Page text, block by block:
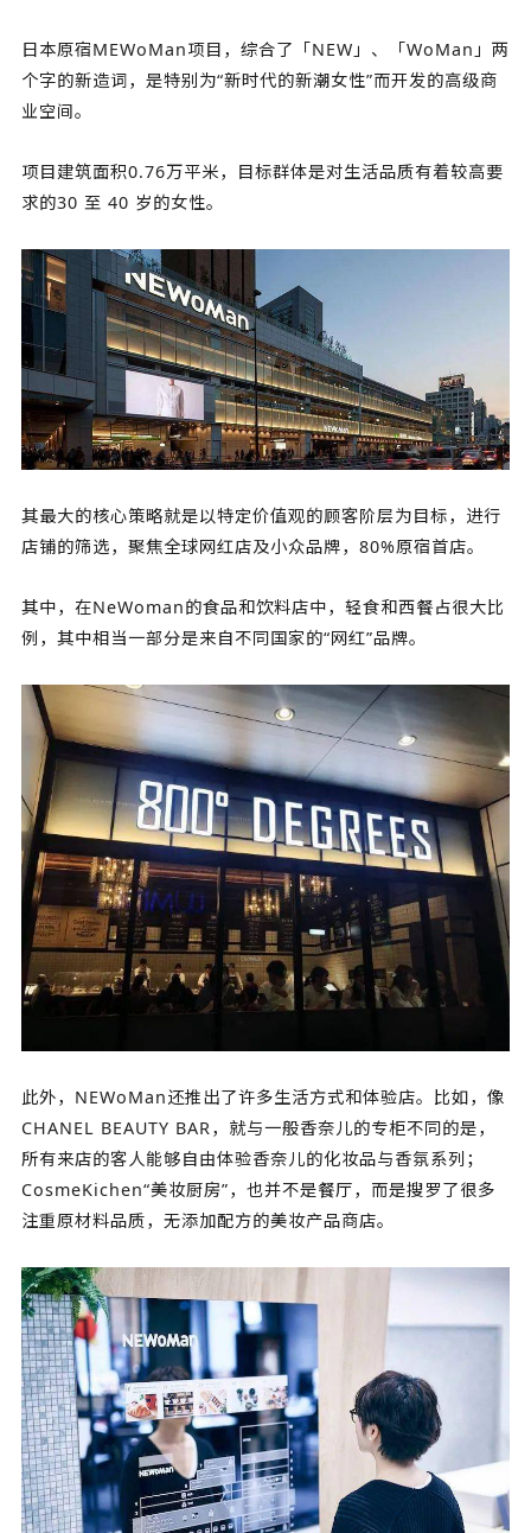
日本原宿MEWoMan项目，综合了「NEW」、「WoMan」两
个字的新造词，是特别为“新时代的新潮女性”而开发的高级商
业空间。
项目建筑面积0.76万平米，目标群体是对生活品质有着较高要
求的30 至 40 岁的女性。
其最大的核心策略就是以特定价值观的顾客阶层为目标，进行
店铺的筛选，聚焦全球网红店及小众品牌，80%原宿首店。
其中，在NeWoman的食品和饮料店中，轻食和西餐占很大比
例，其中相当一部分是来自不同国家的“网红”品牌。
此外，NEWoMan还推出了许多生活方式和体验店。比如，像
CHANEL BEAUTY BAR，就与一般香奈儿的专柜不同的是，
所有来店的客人能够自由体验香奈儿的化妆品与香氛系列；
CosmeKichen“美妆厨房”，也并不是餐厅，而是搜罗了很多
注重原材料品质，无添加配方的美妆产品商店。